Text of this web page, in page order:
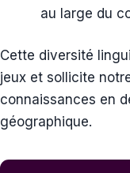
au large du
Cette diversité
jeux et sollicite
connaissances en
géographique.